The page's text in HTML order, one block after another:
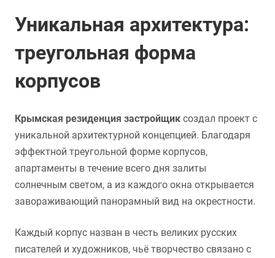
Уникальная архитектура:
треугольная форма
корпусов
Крымская резиденция застройщик создал проект с
уникальной архитектурной концепцией. Благодаря
эффектной треугольной форме корпусов,
апартаменты в течение всего дня залиты
солнечным светом, а из каждого окна открывается
завораживающий панорамный вид на окрестности.
Каждый корпус назван в честь великих русских
писателей и художников, чьё творчество связано с